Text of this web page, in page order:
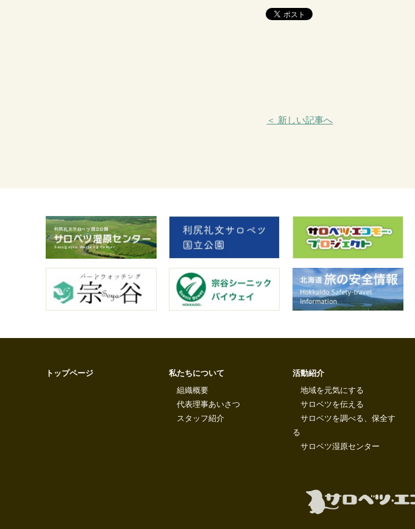
＜ 新しい記事へ
トップページ
私たちについて
組織概要
代表理事あいさつ
スタッフ紹介
活動紹介
地域を元気にする
サロベツを伝える
サロベツを調べる、保全す
る
サロベツ湿原センター